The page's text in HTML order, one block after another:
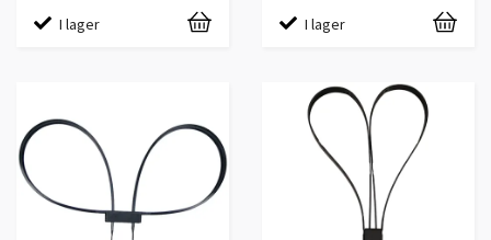
I lager I lager